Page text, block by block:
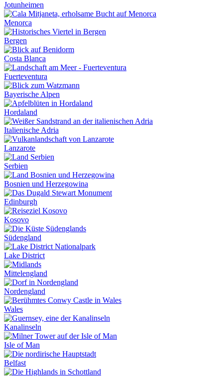
Jotunheimen
Menorca
Bergen
Costa Blanca
Fuerteventura
Bayerische Alpen
Hordaland
Italienische Adria
Lanzarote
Serbien
Bosnien und Herzegowina
Edinburgh
Kosovo
Südengland
Lake District
Mittelengland
Nordengland
Wales
Kanalinseln
Isle of Man
Belfast